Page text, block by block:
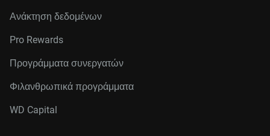
Ανάκτηση δεδομένων
Pro Rewards
Προγράμματα συνεργατών
Φιλανθρωπικά προγράμματα
WD Capital